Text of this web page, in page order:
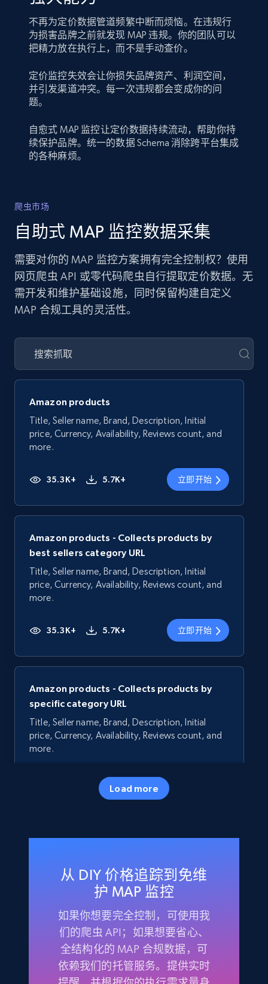
不再为定价数据管道频繁中断而烦恼。在违规行
为损害品牌之前就发现 MAP 违规。你的团队可以
把精力放在执行上，而不是手动查价。
定价监控失效会让你损失品牌资产、利润空间，
并引发渠道冲突。每一次违规都会变成你的问
题。
自愈式 MAP 监控让定价数据持续流动，帮助你持
续保护品牌。统一的数据 Schema 消除跨平台集成
的各种麻烦。
爬虫市场
自助式 MAP 监控数据采集
需要对你的 MAP 监控方案拥有完全控制权？使用
网页爬虫 API 或零代码爬虫自行提取定价数据。无
需开发和维护基础设施，同时保留构建自定义
MAP 合规工具的灵活性。
Amazon products
Title, Seller name, Brand, Description, Initial
price, Currency, Availability, Reviews count, and
more.
35.3K+ 5.7K+ 立即开始
Amazon products - Collects products by
best sellers category URL
Title, Seller name, Brand, Description, Initial
price, Currency, Availability, Reviews count, and
more.
35.3K+ 5.7K+ 立即开始
Amazon products - Collects products by
specific category URL
Title, Seller name, Brand, Description, Initial
price, Currency, Availability, Reviews count, and
more.
5.7K+
Amazon products - Collects products by
Title, Seller name, Brand, Description, Initial
price, Currency, Availability, Reviews count, and
35.3K+ 5.7K+ 立即开始
Load more
从 DIY 价格追踪到免维
护 MAP 监控
如果你想要完全控制，可使用我
们的爬虫 API；如果想要省心、
全结构化的 MAP 合规数据，可
依赖我们的托管服务。提供实时